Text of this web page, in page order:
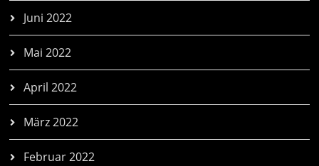
Juni 2022
Mai 2022
April 2022
März 2022
Februar 2022